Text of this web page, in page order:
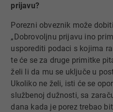
prijavu?
Porezni obveznik može
„Dobrovoljnu prijavu ino
usporediti podaci s kojima
te će se za druge primitke
želi li da mu se uključe u
Ukoliko ne želi, isti će se
službenoj dužnosti, sa
dana kada je porez trebao